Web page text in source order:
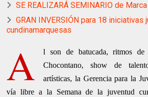
SE REALIZARÁ SEMINARIO de
GRAN INVERSIÓN para 18 iniciativas
cundinamarquesas
A
l son de batucada, ritmos
Chocontano, show de
artísticas, la Gerencia para la
vía libre a la Semana de la juventud